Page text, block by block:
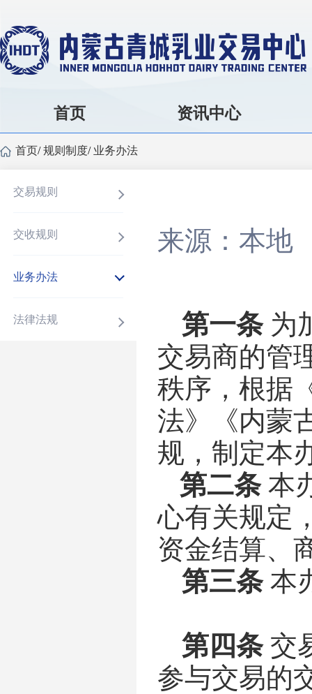
首页 资讯中心
首页/规则制度/ 业务办法
交易规则
交收规则
业务办法
法律法规
来源：本地
第一条 为
交易商的管
秩序，根据
法》
《内
规，制定本
第二条 本
心有关规定
资金结算、
第三条 本
第四条 交
参与交易的